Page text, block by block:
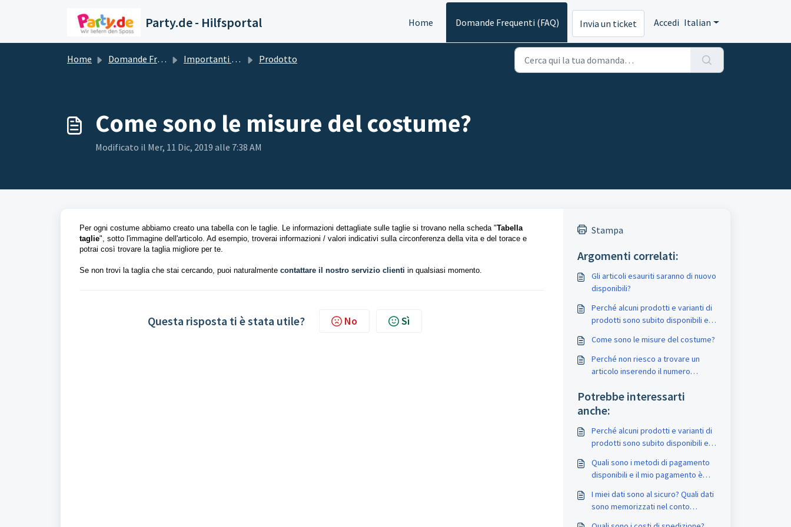
Party.de - Hilfsportal Home Domande Frequenti (FAQ) Invia un ticket Accedi Italian
Home Domande Frequenti (FAQ) Importanti domande e risposte Prodotto
Come sono le misure del costume?
Modificato il Mer, 11 Dic, 2019 alle 7:38 AM
Per ogni costume abbiamo creato una tabella con le taglie. Le informazioni dettagliate sulle taglie si trovano nella scheda "Tabella
taglie", sotto l'immagine dell'articolo. Ad esempio, troverai informazioni / valori indicativi sulla circonferenza della vita e del torace e
potrai così trovare la taglia migliore per te.
Se non trovi la taglia che stai cercando, puoi naturalmente contattare il nostro servizio clienti in qualsiasi momento.
Questa risposta ti è stata utile? No Sì
Stampa
Argomenti correlati:
Gli articoli esauriti saranno di nuovo
disponibili?
Perché alcuni prodotti e varianti di
prodotti sono subito disponibili e
Come sono le misure del costume?
Perché non riesco a trovare un
articolo inserendo il numero
Potrebbe interessarti
anche:
Perché alcuni prodotti e varianti di
prodotti sono subito disponibili e
Quali sono i metodi di pagamento
disponibili e il mio pagamento è
I miei dati sono al sicuro? Quali dati
sono memorizzati nel conto